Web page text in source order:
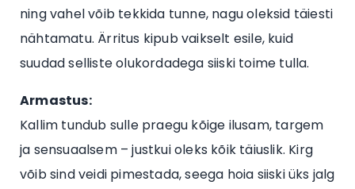
ning vahel võib tekkida tunne, nagu oleksid täiesti
nähtamatu. Ärritus kipub vaikselt esile, kuid
suudad selliste olukordadega siiski toime tulla.
Armastus:
Kallim tundub sulle praegu kõige ilusam, targem
ja sensuaalsem – justkui oleks kõik täiuslik. Kirg
võib sind veidi pimestada, seega hoia siiski üks jalg